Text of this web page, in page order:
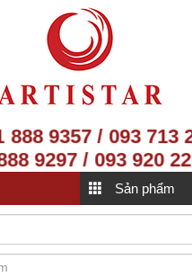
888 9357 / 093 713
9297 / 093 920
Sản phẩm